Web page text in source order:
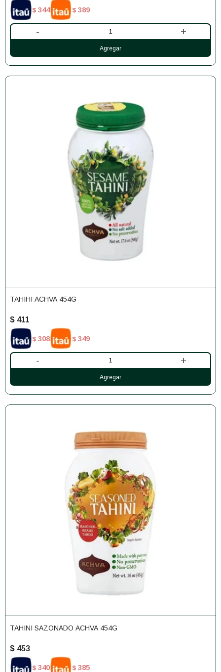
$ 344 $ 389
- +
TAHIHI ACHVA 454G
$ 411
$ 308 $ 349
- +
TAHINI SAZONADO ACHVA 454G
$ 453
$ 340 $ 385